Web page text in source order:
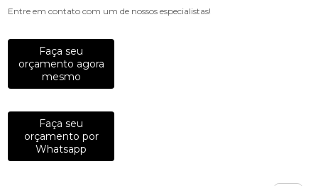
Entre em contato com um de nossos especialistas!
Faça seu
orçamento agora
mesmo
Faça seu
orçamento por
Whatsapp